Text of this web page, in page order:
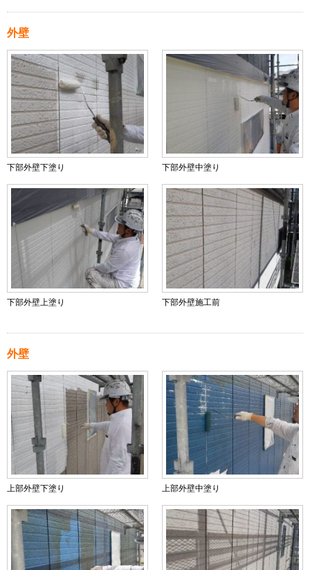
外壁
下部外壁下塗り 下部外壁中塗り
下部外壁上塗り 下部外壁施工前
外壁
上部外壁下塗り 上部外壁中塗り